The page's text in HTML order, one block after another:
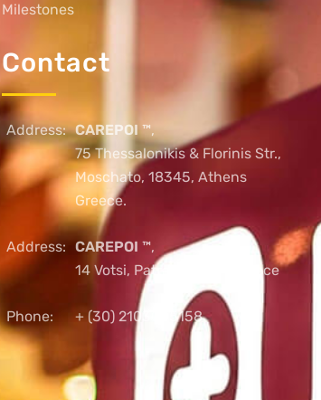
Milestones
Contact
Address: CAREPOI ™,
75 Thessalonikis & Florinis Str.,
Moschato, 18345, Athens
Greece.
Address: CAREPOI ™,
14 Votsi, Patras, 26221, Greece
Phone: + (30) 2103005158